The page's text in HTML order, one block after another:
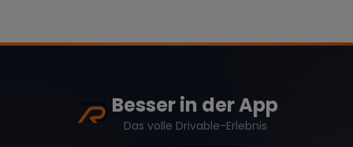
Besser in der App
Das volle Drivable-Erlebnis